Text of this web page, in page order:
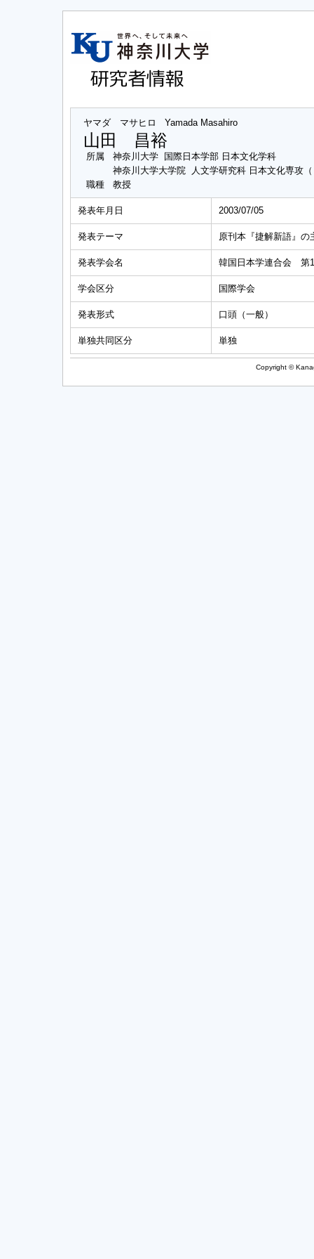
ヤマダ マサヒロ Yamada Masahiro
山田 昌裕
所属
神奈川大学 国際日本学部 日本文化学科
神奈川大学大学院 人文学研究科 日本文化専攻
職種
教授
発表年月日 2003/07/05
発表テーマ 原刊本『捷解新語』
発表学会名 韓国日本学連合会 第
学会区分 国際学会
発表形式 口頭（一般）
単独共同区分 単独
Copyright ©